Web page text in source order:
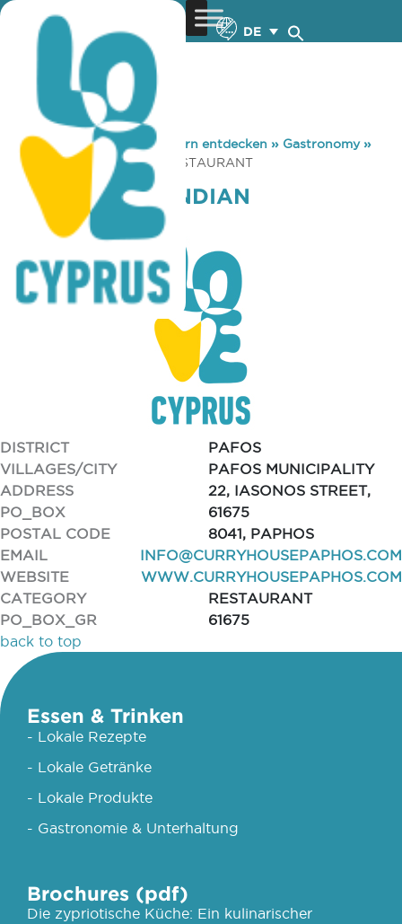
DE
You are here: Home »Zypern entdecken » Gastronomy»
CURRY HOUSE INDIAN RESTAURANT
CURRY HOUSE INDIAN
RESTAURANT
DISTRICT
PAFOS
VILLAGES/CITY
PAFOS MUNICIPALITY
ADDRESS
22, IASONOS STREET,
PO_BOX
61675
POSTAL CODE
8041, PAPHOS
EMAIL
INFO@CURRYHOUSEPAPHOS.COM
WEBSITE
WWW.CURRYHOUSEPAPHOS.COM
CATEGORY
RESTAURANT
PO_BOX_GR
61675
back to top
Essen & Trinken
- Lokale Rezepte
- Lokale Getränke
- Lokale Produkte
- Gastronomie & Unterhaltung
Brochures (pdf)
Die zypriotische Küche: Ein kulinarischer